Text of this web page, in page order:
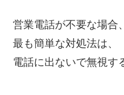
営業電話が不要な場合、
最も簡単な対処法は、
電話に出ないで無視す